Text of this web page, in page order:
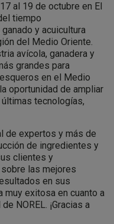
al 19 de octubre en El
tiempo
y acuicultura
del Medio Oriente.
avícola, ganadera y
grandes para
en el Medio
oportunidad de ampliar
tecnologías,
de expertos y más de
de ingredientes y
clientes y
las mejores
en sus
muy exitosa en cuanto a
NOREL. ¡Gracias a